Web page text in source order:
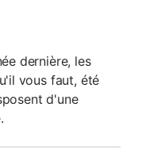
dernière, les
vous faut, été
d'une